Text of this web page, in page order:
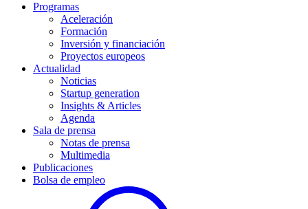
Programas
Aceleración
Formación
Inversión y financiación
Proyectos europeos
Actualidad
Noticias
Startup generation
Insights & Articles
Agenda
Sala de prensa
Notas de prensa
Multimedia
Publicaciones
Bolsa de empleo